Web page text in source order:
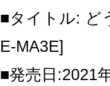
■タイトル: ど
E-MA3E]
■発売日:2021